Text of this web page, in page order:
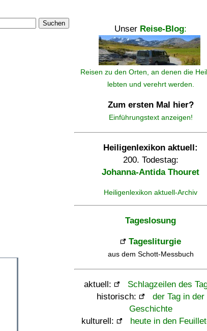
Suchen
Unser Reise-Blog:
Reisen zu den Orten, an denen die
lebten und verehrt werden.
Zum ersten Mal hier?
Einführungstext anzeigen!
Heiligenlexikon aktuell:
200. Todestag:
Johanna-Antida Thouret
Heiligenlexikon aktuell-Archiv
Tageslosung
Tagesliturgie
aus dem Schott-Messbuch
aktuell:
Schlagzeilen des
historisch:
der Tag in der
Geschichte
kulturell:
heute in den